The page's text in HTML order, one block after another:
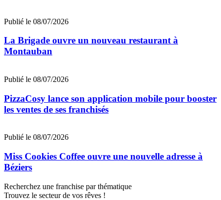
Publié le 08/07/2026
La Brigade ouvre un nouveau restaurant à
Montauban
Publié le 08/07/2026
PizzaCosy lance son application mobile pour booster
les ventes de ses franchisés
Publié le 08/07/2026
Miss Cookies Coffee ouvre une nouvelle adresse à
Béziers
Recherchez une franchise par thématique
Trouvez le secteur de vos rêves !